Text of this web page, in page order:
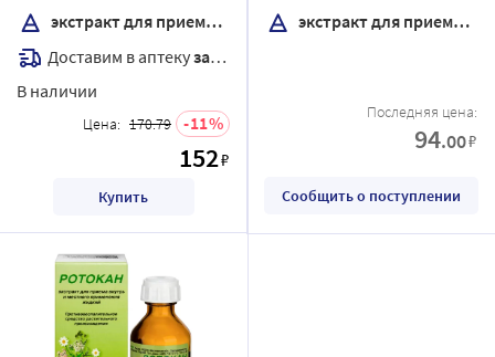
экстракт для приема внутрь и местного применения
Доставим в аптекузавтра
В наличии
Цена: 170.79 11
152₽
Купить
ЗАО
экстракт для приема внутрь и местного применения
Последняя цена:
94.00₽
Сообщить о поступлении